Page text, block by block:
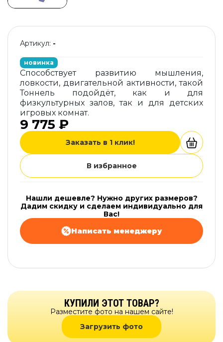
Артикул: -
новинка
Способствует развитию мышления,
ловкости, двигательной активности, такой
Тоннель подойдёт, как и для
физкультурных залов, так и для детских
игровых комнат.
9 775 ₽
Заказать в 1 клик!
В избранное
Нашли дешевле? Нужно других размеров?
Дадим скидку и сделаем индивидуально для
Вас!
Написать менеджеру
КУПИЛИ ЭТОТ ТОВАР?
Разместите фото на нашем сайте!
Загрузить фото